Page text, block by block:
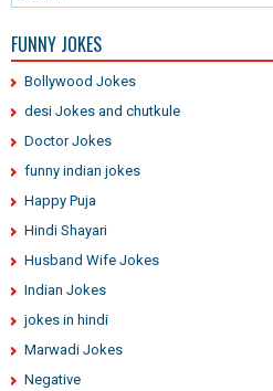
FUNNY JOKES
Bollywood Jokes
desi Jokes and chutkule
Doctor Jokes
funny indian jokes
Happy Puja
Hindi Shayari
Husband Wife Jokes
Indian Jokes
jokes in hindi
Marwadi Jokes
Negative